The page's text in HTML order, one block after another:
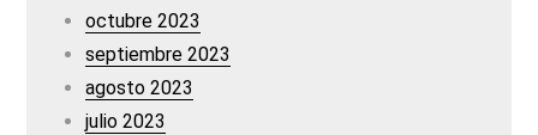
octubre 2023
septiembre 2023
agosto 2023
julio 2023